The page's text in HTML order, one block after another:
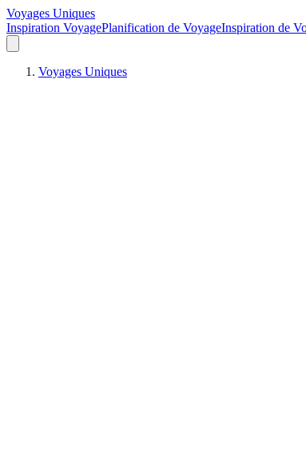
Voyages Uniques
Inspiration VoyagePlanification de VoyageInspiration de
Voyages Uniques